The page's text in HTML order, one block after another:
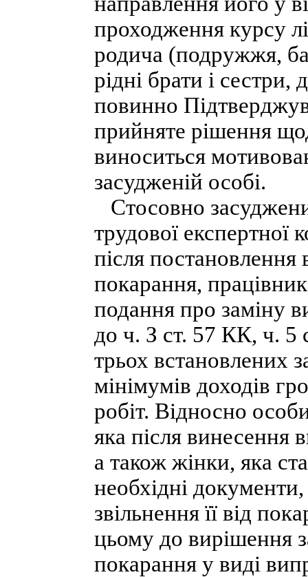
проходження курсу
родича (подружжя,
рідні брати і
повинно
прийняте рішення
виноситься
засудженій особі.
Стосовно
трудової експертної
після постановлення
покарання,
подання про заміну
до ч. З ст. 57 КК, ч. 5
трьох встановлених
мінімумів доходів
робіт. Відносно
яка після винесення
а також жінки, яка
необхідні
звільнення її від
цьому до вирішення
покарання у виді